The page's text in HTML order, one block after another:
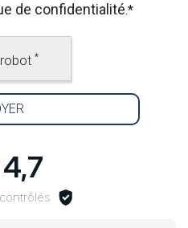
de confidentialité.*
*
4,7